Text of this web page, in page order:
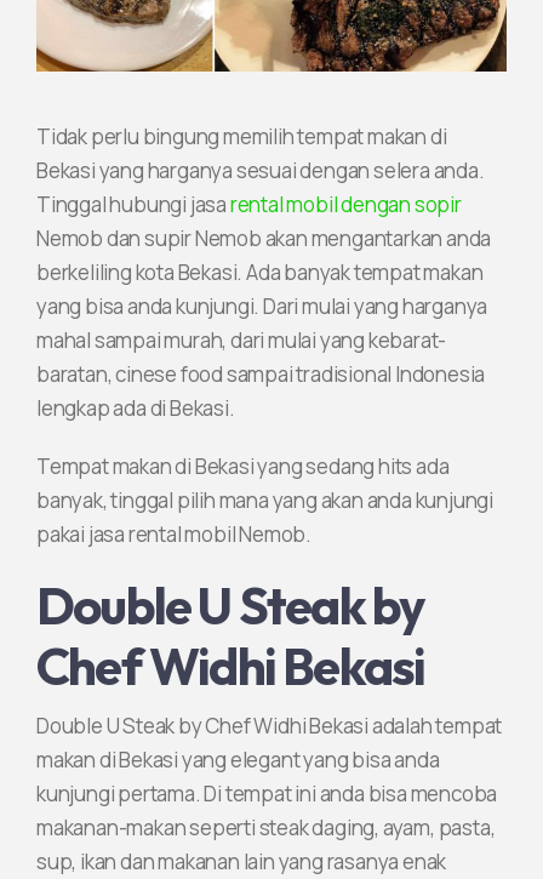
Tidak perlu bingung memilih tempat makan di
Bekasi yang harganya sesuai dengan selera anda.
Tinggal hubungi jasarental mobil dengan sopir
Nemob dan supir Nemob akan mengantarkan anda
berkeliling kota Bekasi. Ada banyak tempat makan
yang bisa anda kunjungi. Dari mulai yang harganya
mahal sampai murah, dari mulai yang kebarat-
baratan, cinese food sampai tradisional Indonesia
lengkap ada di Bekasi.
Tempat makan di Bekasi yang sedang hits ada
banyak, tinggal pilih mana yang akan anda kunjungi
pakai jasa rental mobil Nemob.
Double U Steak by
Chef Widhi Bekasi
Double U Steak by Chef Widhi Bekasi adalah tempat
makan di Bekasi yang elegant yang bisa anda
kunjungi pertama. Di tempat ini anda bisa mencoba
makanan-makan seperti steak daging, ayam, pasta,
sup, ikan dan makanan lain yang rasanya enak